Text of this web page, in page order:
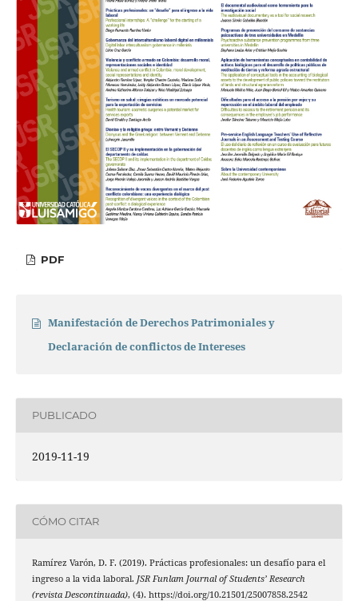
PDF
Manifestación de Derechos Patrimoniales y
Declaración de conflictos de Intereses
PUBLICADO
2019-11-19
CÓMO CITAR
Ramírez Varón, D. F. (2019). Prácticas profesionales: un desafío para el
ingreso a la vida laboral. JSR Funlam Journal of Students’ Research
(revista Descontinuada), (4). https://doi.org/10.21501/25007858.2542